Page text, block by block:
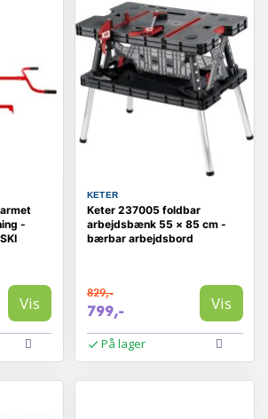
-
Vis
KETER
Keter 237005 foldbar
arbejdsbænk 55 × 85 cm -
bærbar arbejdsbord
829,-
799,- Vis
På lager